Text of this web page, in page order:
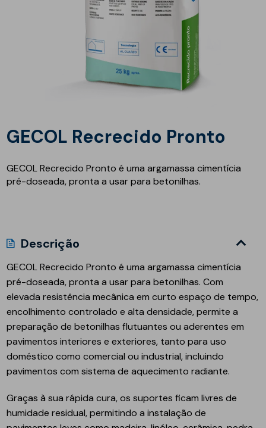
GECOL Recrecido Pronto
GECOL Recrecido Pronto é uma argamassa cimentícia
pré-doseada, pronta a usar para betonilhas.
Descrição
GECOL Recrecido Pronto é uma argamassa cimentícia
pré-doseada, pronta a usar para betonilhas. Com
elevada resistência mecânica em curto espaço de tempo,
encolhimento controlado e alta densidade, permite a
preparação de betonilhas flutuantes ou aderentes em
pavimentos interiores e exteriores, tanto para uso
doméstico como comercial ou industrial, incluindo
pavimentos com sistema de aquecimento radiante.
Graças à sua rápida cura, os suportes ficam livres de
humidade residual, permitindo a instalação de